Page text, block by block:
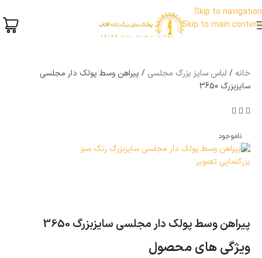
Skip to navigation
Skip to main content
خانه لباس سایز بزرگ مجلسی
پیراهن وسط پولک دار مجلسی
سایزبزرگ 3650
ناموجود
بزرگنمایی تصویر
پیراهن وسط پولک دار مجلسی سایزبزرگ 3650
ویژگی های محصول